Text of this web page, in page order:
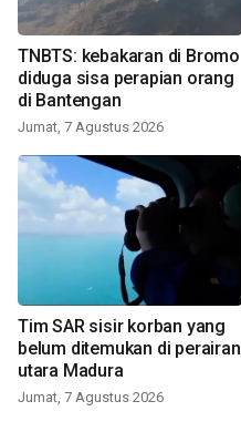
TNBTS: kebakaran di Bromo
diduga sisa perapian orang
di Bantengan
Jumat, 7 Agustus 2026
Tim SAR sisir korban yang
belum ditemukan di perairan
utara Madura
Jumat, 7 Agustus 2026